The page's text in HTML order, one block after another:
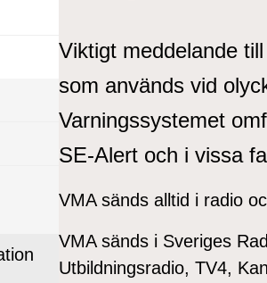
Viktigt meddelande
som används vid
Varningssystemet
SE-Alert och i vissa
VMA sänds alltid i radio
VMA sänds i Sveriges
Utbildningsradio, TV4,